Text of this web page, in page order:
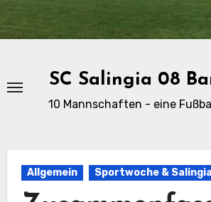
SC Salingia 08
10 Mannschaften - eine
Allgemein Sportwoche &